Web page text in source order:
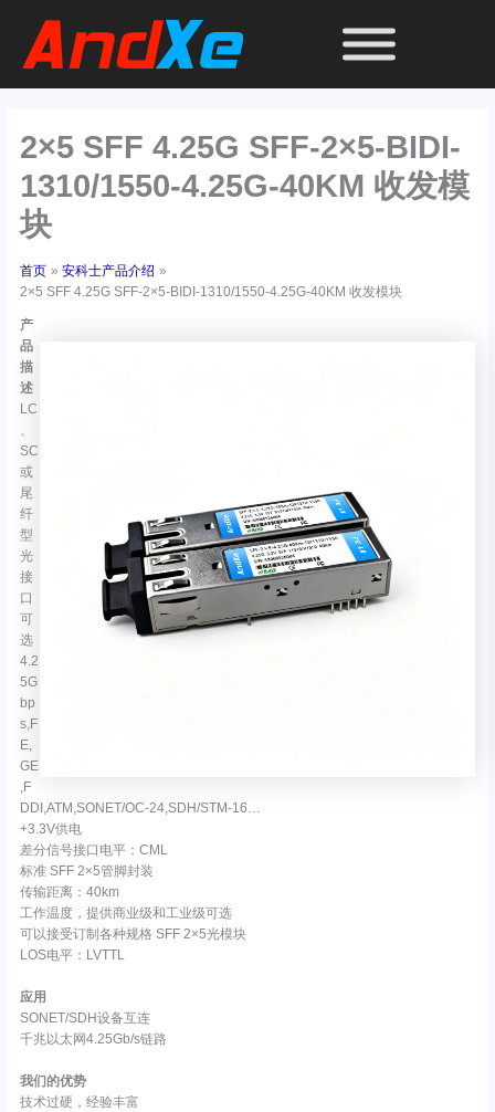
2×5 SFF 4.25G SFF-2×5-BIDI-
1310/1550-4.25G-40KM 收发模
块
首页
安科士产品介绍
2×5 SFF 4.25G SFF-2×5-BIDI-1310/1550-4.25G-40KM 收发模块
产
品
描
述
LC
、
SC
或
尾
纤
型
光
接
口
可
选
4.2
5G
bp
s,F
E,
GE
,F
DDI,ATM,SONET/OC-24,SDH/STM-16…
+3.3V供电
差分信号接口电平：CML
标准 SFF 2×5管脚封装
传输距离：40km
工作温度，提供商业级和工业级可选
可以接受订制各种规格 SFF 2×5光模块
LOS电平：LVTTL
应用
SONET/SDH设备互连
千兆以太网4.25Gb/s链路
我们的优势
技术过硬，经验丰富